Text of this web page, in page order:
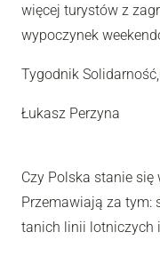
więcej turystów z
wypoczynek
Tygodnik
Łukasz Perzyna
Czy Polska stanie się
Przemawiają za tym:
tanich linii lotniczych